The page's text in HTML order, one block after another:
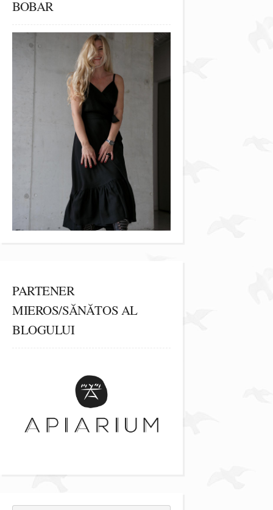
BOBAR
PARTENER
MIEROS/SĂNĂTOS AL
BLOGULUI